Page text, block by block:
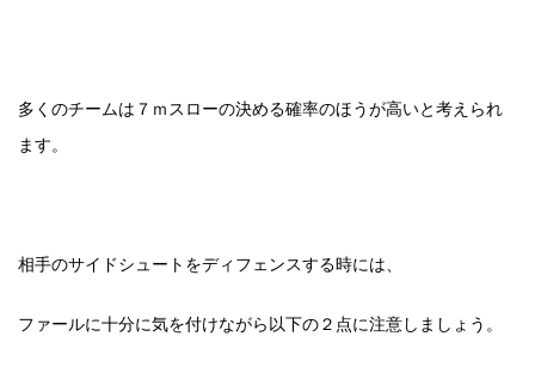
多くのチームは７ｍスローの決める確率のほうが高いと考えられ
ます。
相手のサイドシュートをディフェンスする時には、
ファールに十分に気を付けながら以下の２点に注意しましょう。